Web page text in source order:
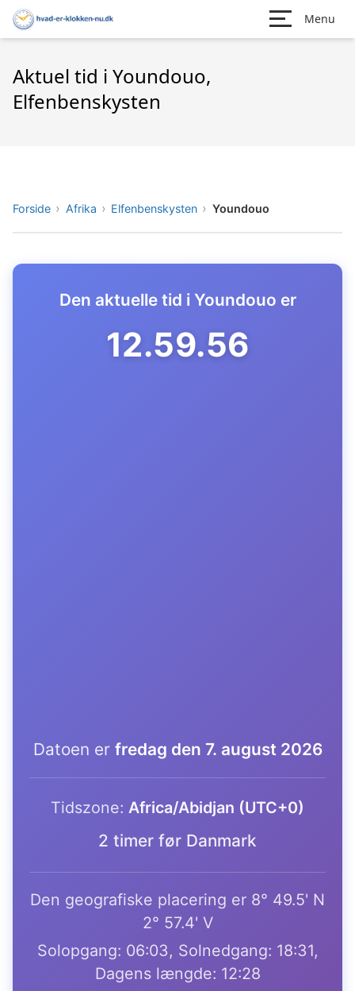
Menu
Aktuel tid i Youndouo,
Elfenbenskysten
Forside Afrika Elfenbenskysten Youndouo
Den aktuelle tid i Youndouo er
12.59.57
Datoen er fredag den 7. august 2026
Tidszone: Africa/Abidjan (UTC+0)
2 timer før Danmark
Den geografiske placering er 8° 49.5' N
2° 57.4' V
Solopgang: 06:03, Solnedgang: 18:31,
Dagens længde: 12:28